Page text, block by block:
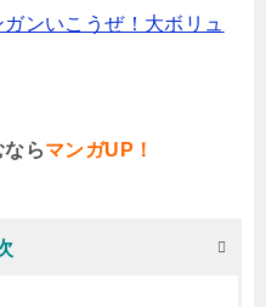
ンいこうぜ！大ボリュ
ならマンガUP！